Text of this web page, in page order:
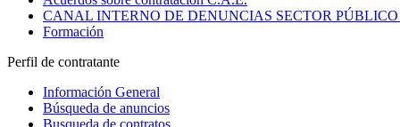
CANAL INTERNO DE DENUNCIAS SECTOR
Formación
Perfil de contratante
Información General
Búsqueda de anuncios
Busqueda de contratos